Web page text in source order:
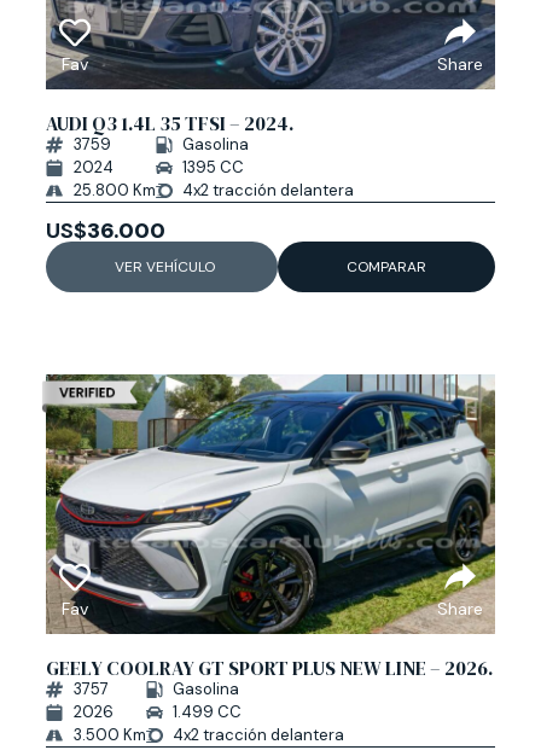
Fav Share
AUDI Q3 1.4L 35 TFSI – 2024.
3759
2024
25.800 Km
Gasolina
1395 CC
4x2 tracción delantera
US$36.000
VER VEHÍCULO COMPARAR
Fav Share
GEELY COOLRAY GT SPORT PLUS NEW LINE – 2026.
3757
2026
3.500 Km
Gasolina
1.499 CC
4x2 tracción delantera